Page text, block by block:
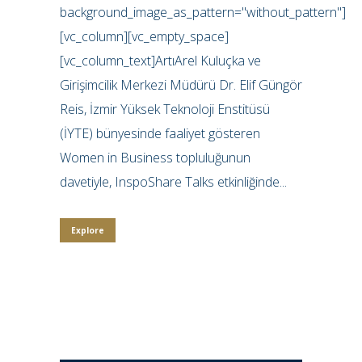
background_image_as_pattern="without_pattern"]
[vc_column][vc_empty_space]
[vc_column_text]ArtıArel Kuluçka ve
Girişimcilik Merkezi Müdürü Dr. Elif Güngör
Reis, İzmir Yüksek Teknoloji Enstitüsü
(İYTE) bünyesinde faaliyet gösteren
Women in Business topluluğunun
davetiyle, InspoShare Talks etkinliğinde...
Explore